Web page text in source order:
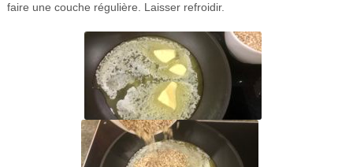
faire une couche régulière. Laisser refroidir.